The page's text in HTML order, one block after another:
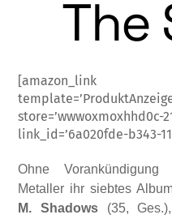
The
[amazon_link
link_id=’6a020fde-b343-
Ohne
Metaller ihr siebtes
M. Shadows (35,